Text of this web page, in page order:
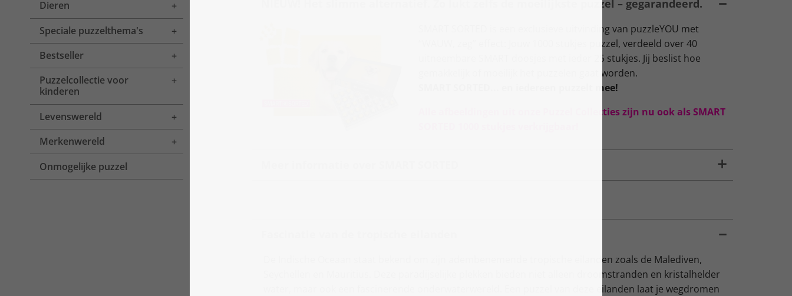
Dieren
Toggle menu
Speciale puzzelthema's
Toggle menu
Bestseller
Toggle menu
Puzzelcollectie voor
kinderen
Toggle menu
Levenswereld
Toggle menu
Merkenwereld
Toggle menu
Onmogelijke puzzel
NIEUW! Het slimme alternatief. Zo lukt zelfs de moeilijkste puzzel – gegarandeerd.
SMART SORTED is een exclusieve uitvinding van puzzleYOU met
“WAUW, zeg” effect: Jouw 1000 stukjes puzzel, verdeeld over 40
uitneembare SMART doosjes met ieder 25 stukjes. Jij beslist hoe
gemakkelijk of moeilijk het puzzelen gaat worden.
SMART SORTED... en iedereen puzzelt mee!
Alle afbeeldingen uit onze Puzzel Collecties zijn nu ook als SMART
De Indische Oceaan staat bekend om zijn adembenemende tropische eilanden zoals de Malediven,
Seychellen en Mauritius. Deze paradijselijke plekken bieden niet alleen droomstranden en kristalhelder
water, maar ook een fascinerende onderwaterwereld. Een puzzel van deze eilanden laat je wegdromen